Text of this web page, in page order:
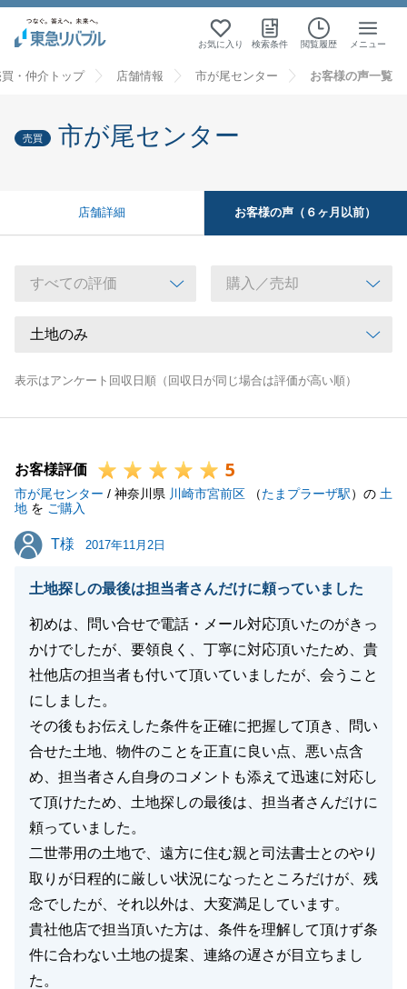
お気に入り 検索条件 閲覧履歴 メニュー
・仲介トップ 店舗情報 市が尾センター お客様の声一覧
売買 市が尾センター
店舗詳細 お客様の声（６ヶ月以前）
表示はアンケート回収日順（回収日が同じ場合は評価が高い順）
お客様評価 5
市が尾センター / 神奈川県 川崎市宮前区 （たまプラーザ駅）の 土
地 を ご購入
T様
T様 2017年11月2日
土地探しの最後は担当者さんだけに頼っていました
初めは、問い合せで電話・メール対応頂いたのがきっ
かけでしたが、要領良く、丁寧に対応頂いたため、貴
社他店の担当者も付いて頂いていましたが、会うこと
にしました。
その後もお伝えした条件を正確に把握して頂き、問い
合せた土地、物件のことを正直に良い点、悪い点含
め、担当者さん自身のコメントも添えて迅速に対応し
て頂けたため、土地探しの最後は、担当者さんだけに
頼っていました。
二世帯用の土地で、遠方に住む親と司法書士とのやり
取りが日程的に厳しい状況になったところだけが、残
念でしたが、それ以外は、大変満足しています。
貴社他店で担当頂いた方は、条件を理解して頂けず条
件に合わない土地の提案、連絡の遅さが目立ちまし
た。